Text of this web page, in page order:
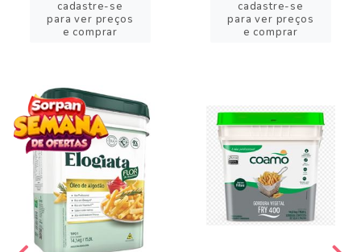
cadastre-se
para ver preços
e comprar
cadastre-se
para ver preços
e comprar